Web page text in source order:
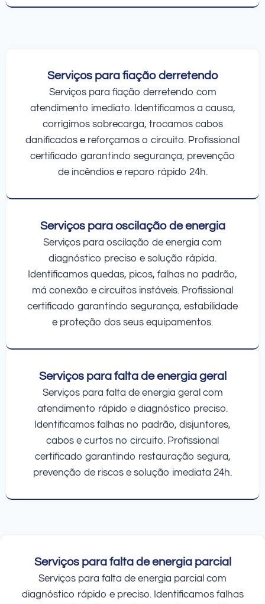
Serviços para fiação derretendo
Serviços para fiação derretendo com
atendimento imediato. Identificamos a causa,
corrigimos sobrecarga, trocamos cabos
danificados e reforçamos o circuito. Profissional
certificado garantindo segurança, prevenção
de incêndios e reparo rápido 24h.
Serviços para oscilação de energia
Serviços para oscilação de energia com
diagnóstico preciso e solução rápida.
Identificamos quedas, picos, falhas no padrão,
má conexão e circuitos instáveis. Profissional
certificado garantindo segurança, estabilidade
e proteção dos seus equipamentos.
Serviços para falta de energia geral
Serviços para falta de energia geral com
atendimento rápido e diagnóstico preciso.
Identificamos falhas no padrão, disjuntores,
cabos e curtos no circuito. Profissional
certificado garantindo restauração segura,
prevenção de riscos e solução imediata 24h.
Serviços para falta de energia parcial
Serviços para falta de energia parcial com
diagnóstico rápido e preciso. Identificamos falhas